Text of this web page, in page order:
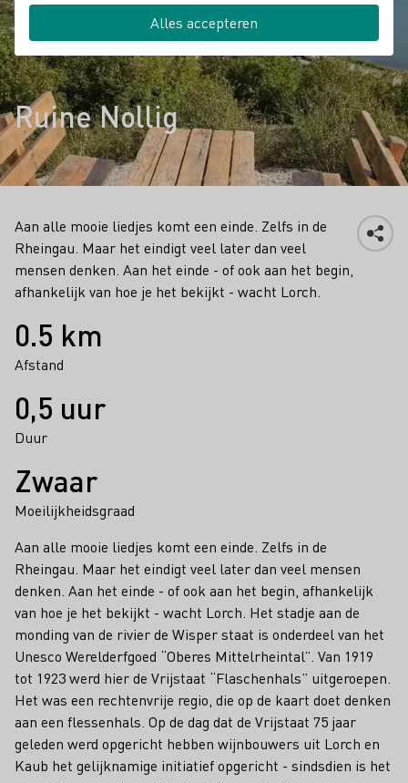
Ruine Nollig
Aan alle mooie liedjes komt een einde. Zelfs in de
Rheingau. Maar het eindigt veel later dan veel
mensen denken. Aan het einde - of ook aan het begin,
afhankelijk van hoe je het bekijkt - wacht Lorch.
Feiten
0.5 km
Afstand
0,5 uur
Duur
Zwaar
Moeilijkheidsgraad
Aan alle mooie liedjes komt een einde. Zelfs in de
Rheingau. Maar het eindigt veel later dan veel mensen
denken. Aan het einde - of ook aan het begin, afhankelijk
van hoe je het bekijkt - wacht Lorch. Het stadje aan de
monding van de rivier de Wisper staat is onderdeel van het
Unesco Werelderfgoed “Oberes Mittelrheintal”. Van 1919
tot 1923 werd hier de Vrijstaat “Flaschenhals” uitgeroepen.
Het was een rechtenvrije regio, die op de kaart doet denken
aan een flessenhals. Op de dag dat de Vrijstaat 75 jaar
geleden werd opgericht hebben wijnbouwers uit Lorch en
Kaub het gelijknamige initiatief opgericht - sindsdien is het
Alles accepteren